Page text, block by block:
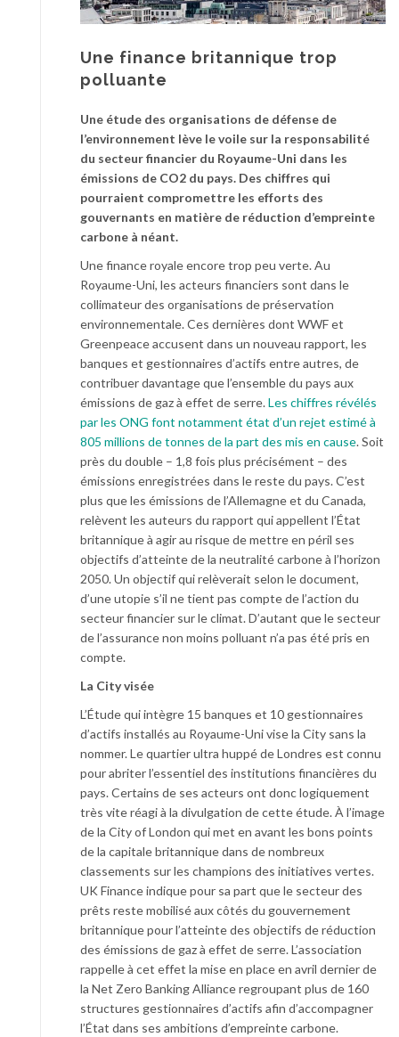
Une finance britannique trop
polluante
Une étude des organisations de défense de
l’environnement lève le voile sur la responsabilité
du secteur financier du Royaume-Uni dans les
émissions de CO2 du pays. Des chiffres qui
pourraient compromettre les efforts des
gouvernants en matière de réduction d’empreinte
carbone à néant.
Une finance royale encore trop peu verte. Au
Royaume-Uni, les acteurs financiers sont dans le
collimateur des organisations de préservation
environnementale. Ces dernières dont WWF et
Greenpeace accusent dans un nouveau rapport, les
banques et gestionnaires d’actifs entre autres, de
contribuer davantage que l’ensemble du pays aux
émissions de gaz à effet de serre.Les chiffres révélés
par les ONG font notamment état d’un rejet estimé à
805 millions de tonnes de la part des mis en cause. Soit
près du double – 1,8 fois plus précisément – des
émissions enregistrées dans le reste du pays. C’est
plus que les émissions de l’Allemagne et du Canada,
relèvent les auteurs du rapport qui appellent l’État
britannique à agir au risque de mettre en péril ses
objectifs d’atteinte de la neutralité carbone à l’horizon
2050. Un objectif qui relèverait selon le document,
d’une utopie s’il ne tient pas compte de l’action du
secteur financier sur le climat. D’autant que le secteur
de l’assurance non moins polluant n’a pas été pris en
compte.
La City visée
L’Étude qui intègre 15 banques et 10 gestionnaires
d’actifs installés au Royaume-Uni vise la City sans la
nommer. Le quartier ultra huppé de Londres est connu
pour abriter l’essentiel des institutions financières du
pays. Certains de ses acteurs ont donc logiquement
très vite réagi à la divulgation de cette étude. À l’image
de la City of London qui met en avant les bons points
de la capitale britannique dans de nombreux
classements sur les champions des initiatives vertes.
UK Finance indique pour sa part que le secteur des
prêts reste mobilisé aux côtés du gouvernement
britannique pour l’atteinte des objectifs de réduction
des émissions de gaz à effet de serre. L’association
rappelle à cet effet la mise en place en avril dernier de
la Net Zero Banking Alliance regroupant plus de 160
structures gestionnaires d’actifs afin d’accompagner
l’État dans ses ambitions d’empreinte carbone.